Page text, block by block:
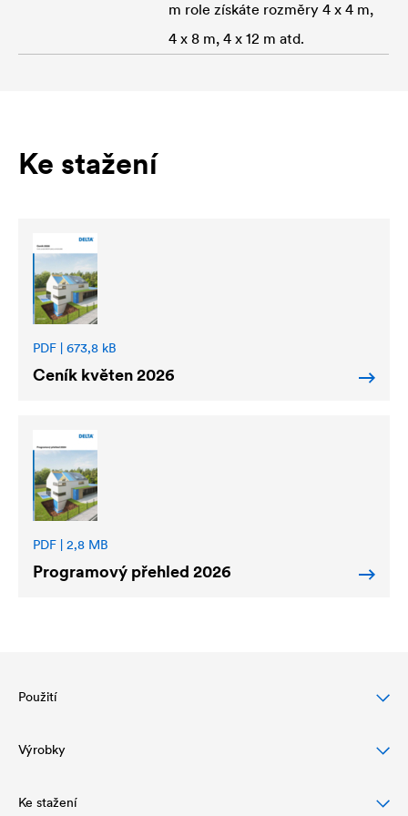
m role získáte rozměry 4 x 4 m,
4 x 8 m, 4 x 12 m atd.
Ke stažení
PDF | 673,8 kB
Ceník květen 2026
PDF | 2,8 MB
Programový přehled 2026
Použití
Ochrana šikmých střech
Ochrana a vzhled fasády
Výrobky
Fólie pro šikmé střechy
Ke stažení